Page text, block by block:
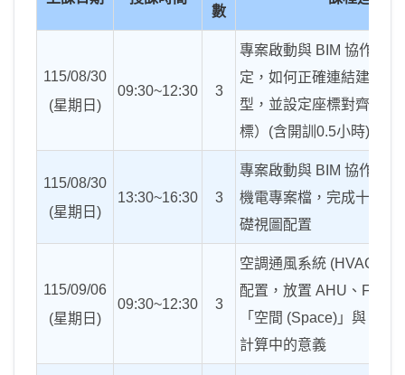
數
115/08/30
(星期日 )
09:30~12:30 3
專案啟動與 BIM 協作架構
定，如何正確連結建築
型，並設定座標對齊（內
標） (含開訓 0.5小時)
115/08/30
(星期日 )
13:30~16:30 3
專案啟動與 BIM 協作架
機電專案檔，完成十層辦
礎視圖配置
115/09/06
(星期日 )
09:30~12:30 3
空調通風系統 (HVAC)
配置，放置 AHU 、 FCU
「空間 (Space) 」與「區
計算中的意義